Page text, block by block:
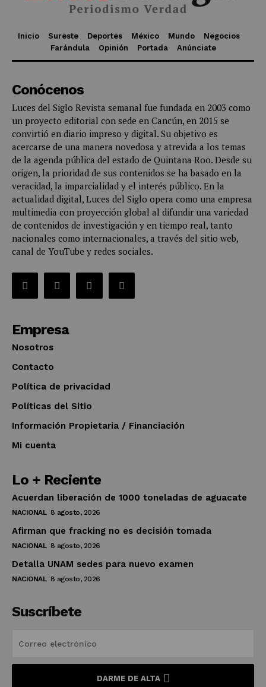
Inicio Sureste Deportes México Mundo
Negocios
Farándula
Opinión Portada Anúnciate
Conócenos
Luces del Siglo Revista semanal fue fundada en 2003 como
un proyecto editorial con sede en Cancún, en 2015 se
convirtió en diario impreso y digital. Su objetivo es
acercarse de una manera novedosa y atrevida a los temas
de la agenda pública del estado de Quintana Roo. Desde su
origen, la prioridad de sus contenidos se ha basado en la
veracidad, la imparcialidad y el interés público. En la
actualidad digital, Luces del Siglo opera como una empresa
multimedia con proyección global al difundir una variedad
de contenidos de investigación y en tiempo real, tanto
nacionales como internacionales, a través del sitio web,
canal de YouTube y redes sociales.
Empresa
Nosotros
Contacto
Política de privacidad
Políticas del Sitio
Información Propietaria / Financiación
Mi cuenta
Lo + Reciente
Acuerdan liberación de 1000 toneladas de aguacate
NACIONAL 8 agosto, 2026
Afirman que fracking no es decisión tomada
NACIONAL 8 agosto, 2026
Detalla UNAM sedes para nuevo examen
NACIONAL 8 agosto, 2026
Suscríbete
DARME DE ALTA